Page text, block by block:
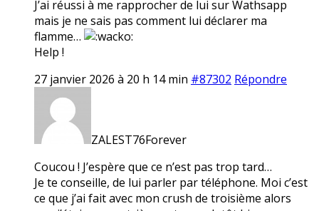
J’ai réussi à me rapprocher de lui sur Wathsapp
mais je ne sais pas comment lui déclarer ma
flamme…
Help !
27 janvier 2026 à 20 h 14 min #87302 Répondre
ZALEST76Forever
Coucou ! J’espère que ce n’est pas trop tard…
Je te conseille, de lui parler par téléphone. Moi c’est
ce que j’ai fait avec mon crush de troisième alors